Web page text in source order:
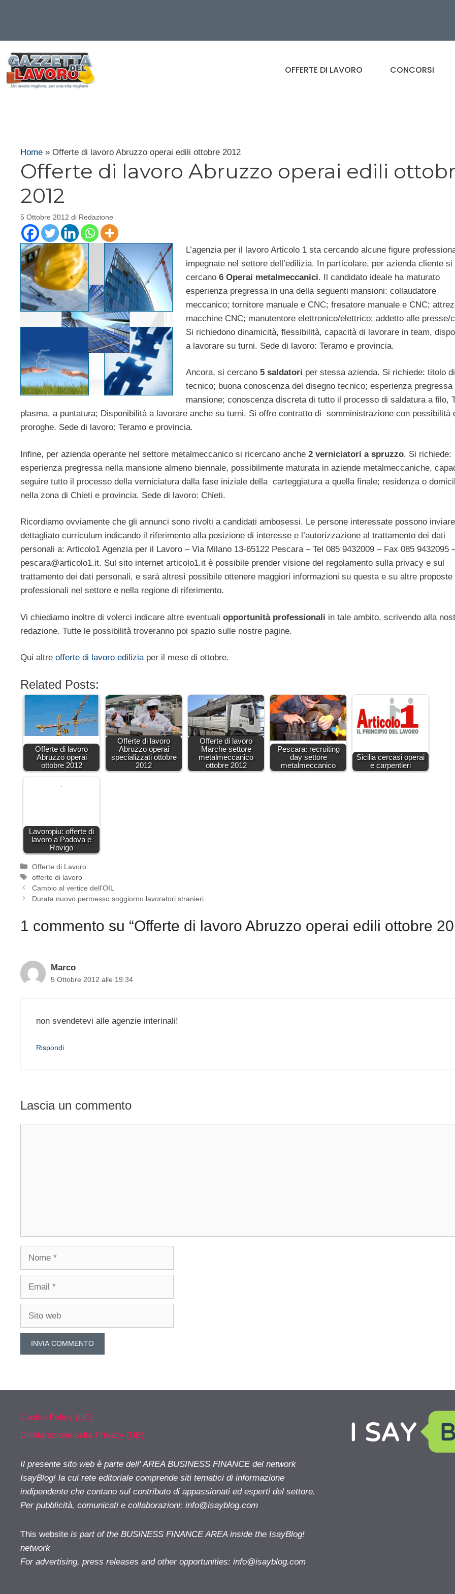
contenuto
OFFERTE DI LAVORO CONCORSI
Home » Offerte di lavoro Abruzzo operai edili ottobre 2012
Offerte di lavoro Abruzzo operai edili
2012
5 Ottobre 2012 di Redazione
L’agenzia per il lavoro Articolo 1 sta cercando alcune figure
impegnate nel settore dell’edilizia. In particolare, per azienda cliente si
cercano 6 Operai metalmeccanici. Il candidato ideale ha maturato
esperienza pregressa in una della seguenti mansioni: collaudatore
meccanico; tornitore manuale e CNC; fresatore manuale e CNC;
macchine CNC; manutentore elettronico/elettrico; addetto alle presse/
Si richiedono dinamicità, flessibilità, capacità di lavorare in team,
a lavorare su turni. Sede di lavoro: Teramo e provincia.
Ancora, si cercano 5 saldatori per stessa azienda. Si richiede: titolo
tecnico; buona conoscenza del disegno tecnico; esperienza pregressa
mansione; conoscenza discreta di tutto il processo di saldatura a filo,
plasma, a puntatura; Disponibilità a lavorare anche su turni. Si offre contratto di somministrazione con possibilità
proroghe. Sede di lavoro: Teramo e provincia.
Infine, per azienda operante nel settore metalmeccanico si ricercano anche 2 verniciatori a spruzzo. Si richiede:
esperienza pregressa nella mansione almeno biennale, possibilmente maturata in aziende metalmeccaniche,
seguire tutto il processo della verniciatura dalla fase iniziale della carteggiatura a quella finale; residenza o
nella zona di Chieti e provincia. Sede di lavoro: Chieti.
Ricordiamo ovviamente che gli annunci sono rivolti a candidati ambosessi. Le persone interessate possono
dettagliato curriculum indicando il riferimento alla posizione di interesse e l’autorizzazione al trattamento dei dati
personali a: Articolo1 Agenzia per il Lavoro – Via Milano 13-65122 Pescara – Tel 085 9432009 – Fax 085 9432095
pescara@articolo1.it. Sul sito internet articolo1.it è possibile prender visione del regolamento sulla privacy e sul
trattamento dei dati personali, e sarà altresì possibile ottenere maggiori informazioni su questa e su altre proposte
professionali nel settore e nella regione di riferimento.
Vi chiediamo inoltre di volerci indicare altre eventuali opportunità professionali in tale ambito, scrivendo alla
redazione. Tutte le possibilità troveranno poi spazio sulle nostre pagine.
Qui altre offerte di lavoro ediliziaper il mese di ottobre.
Related Posts:
Offerte di lavoro
Abruzzo operai
ottobre 2012
Offerte di lavoro
Abruzzo operai
specializzati ottobre
2012
Offerte di lavoro
Marche settore
metalmeccanico
ottobre 2012
Pescara: recruiting
day settore
metalmeccanico
Sicilia cercasi operai
e carpentieri
Lavoropiu: offerte di
lavoro a Padova e
Rovigo
Categorie
Offerte di Lavoro
Tag
offerte di lavoro
Cambio al vertice dell’OIL
Durata nuovo permesso soggiorno lavoratori stranieri
1 commento su “Offerte di lavoro Abruzzo operai edili ottobre
Marco
5 Ottobre 2012 alle 19:34
non svendetevi alle agenzie interinali!
Rispondi
Lascia un commento
Cookie Policy (UE)
Dichiarazione sulla Privacy (UE)
Il presente sito web è parte dell' AREA BUSINESS FINANCE del network
IsayBlog! la cui rete editoriale comprende siti tematici di informazione
indipendente che contano sul contributo di appassionati ed esperti del settore.
Per pubblicità, comunicati e collaborazioni: info@isayblog.com
This website is part of the BUSINESS FINANCE AREA inside the IsayBlog!
network
For advertising, press releases and other opportunities: info@isayblog.com